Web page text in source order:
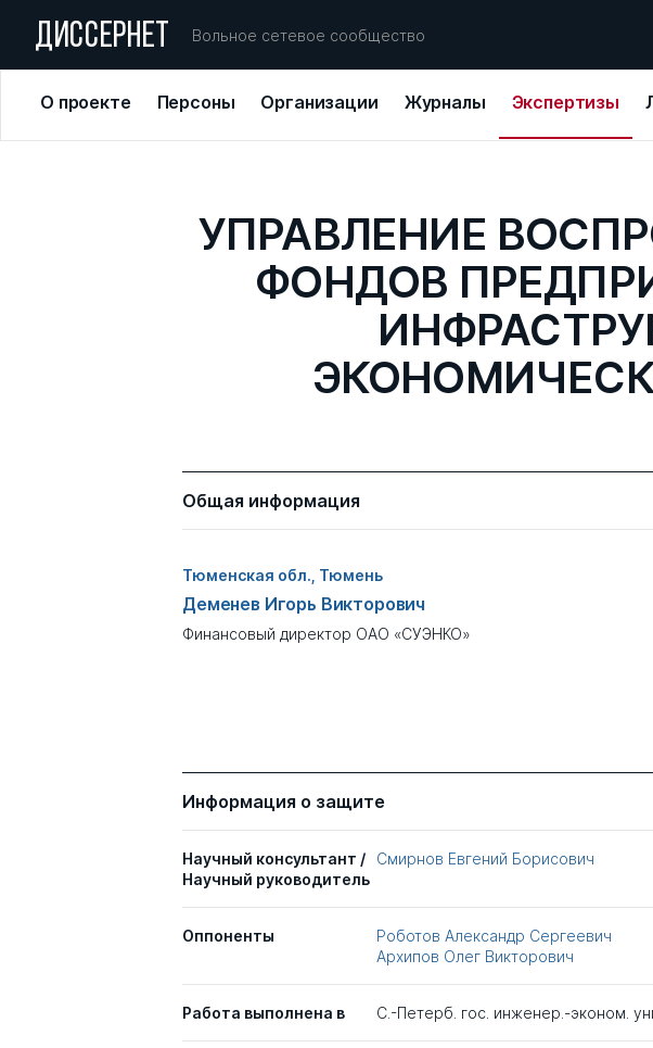
ДИССЕРНЕТ Вольное сетевое сообщество
О проекте Персоны Организации Журналы Экспертизы
УПРАВЛЕНИЕ
ФОНДОВ
Общая информация
Тюменская обл., Тюмень
Деменев Игорь Викторович
Финансовый директор ОАО «СУЭНКО»
Информация о защите
Научный консультант /
Научный руководитель
Смирнов Евгений Борисович
Оппоненты
Роботов Александр Сергеевич
Архипов Олег Викторович
Работа выполнена в С.-Петерб. гос. инженер.-эконом.